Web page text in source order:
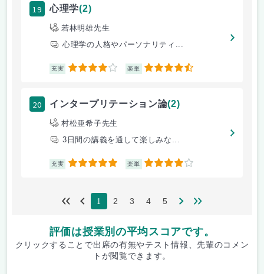
19 心理学(2)
若林明雄先生
心理学の人格やパーソナリティ...
充実 4 楽単 4.5
20 インタープリテーション論(2)
村松亜希子先生
3日間の講義を通して楽しみな...
充実 5 楽単 4
1 2 3 4 5
評価は授業別の平均スコアです。
クリックすることで出席の有無やテスト情報、先輩のコメン
トが閲覧できます。